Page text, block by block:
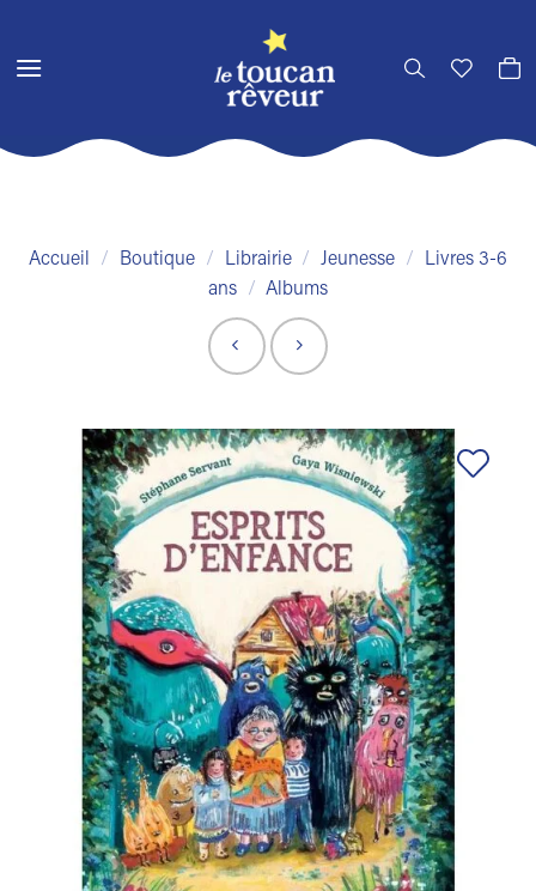
contenu
Accueil / Boutique / Librairie / Jeunesse /
Livres 3-6
ans
/ Albums
Ajouter
à la liste
souhaits